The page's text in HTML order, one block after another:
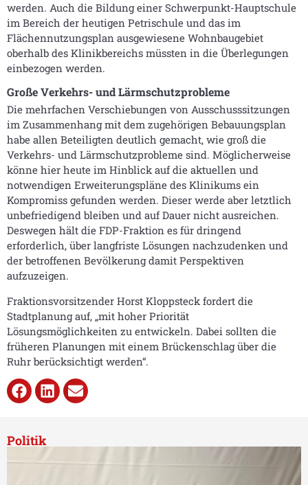
werden. Auch die Bildung einer Schwerpunkt-Hauptschule
im Bereich der heutigen Petrischule und das im
Flächennutzungsplan ausgewiesene Wohnbaugebiet
oberhalb des Klinikbereichs müssten in die Überlegungen
einbezogen werden.
Große Verkehrs- und Lärmschutzprobleme
Die mehrfachen Verschiebungen von Ausschusssitzungen
im Zusammenhang mit dem zugehörigen Bebauungsplan
habe allen Beteiligten deutlich gemacht, wie groß die
Verkehrs- und Lärmschutzprobleme sind. Möglicherweise
könne hier heute im Hinblick auf die aktuellen und
notwendigen Erweiterungspläne des Klinikums ein
Kompromiss gefunden werden. Dieser werde aber letztlich
unbefriedigend bleiben und auf Dauer nicht ausreichen.
Deswegen hält die FDP-Fraktion es für dringend
erforderlich, über langfriste Lösungen nachzudenken und
der betroffenen Bevölkerung damit Perspektiven
aufzuzeigen.
Fraktionsvorsitzender Horst Kloppsteck fordert die
Stadtplanung auf, „mit hoher Priorität
Lösungsmöglichkeiten zu entwickeln. Dabei sollten die
früheren Planungen mit einem Brückenschlag über die
Ruhr berücksichtigt werden“.
Politik